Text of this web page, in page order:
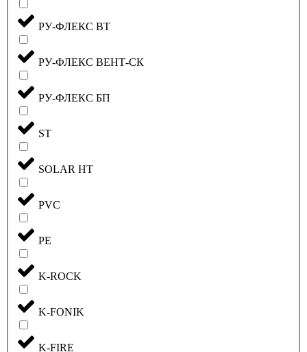
РУ-ФЛЕКС ВТ
РУ-ФЛЕКС ВЕНТ-СК
РУ-ФЛЕКС БП
ST
SOLAR HT
PVC
PE
K-ROCK
K-FONIK
K-FIRE